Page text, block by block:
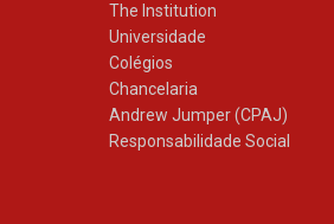
The Institution
Universidade
Colégios
Chancelaria
Andrew Jumper (CPAJ)
Responsabilidade Social